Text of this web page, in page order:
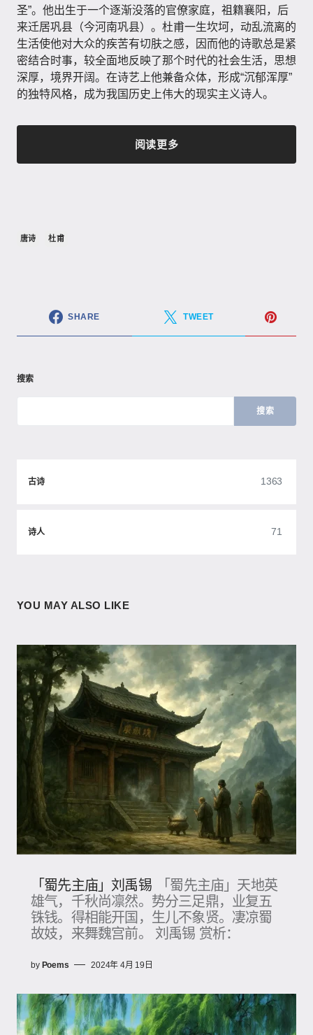
圣”。他出生于一个逐渐没落的官僚家庭，祖籍襄阳，后
来迁居巩县（今河南巩县）。杜甫一生坎坷，动乱流离的
生活使他对大众的疾苦有切肤之感，因而他的诗歌总是紧
密结合时事，较全面地反映了那个时代的社会生活，思想
深厚，境界开阔。在诗艺上他兼备众体，形成“沉郁浑厚”
的独特风格，成为我国历史上伟大的现实主义诗人。
阅读更多
唐诗 杜甫
SHARE TWEET
搜索
搜索
古诗 1363
诗人 71
YOU MAY ALSO LIKE
「蜀先主庙」刘禹锡
「蜀先主庙」天地英
雄气，千秋尚凛然。势分三足鼎，业复五
铢钱。得相能开国，生儿不象贤。凄凉蜀
故妓，来舞魏宫前。 刘禹锡 赏析：
by Poems 2024年 4月 19日